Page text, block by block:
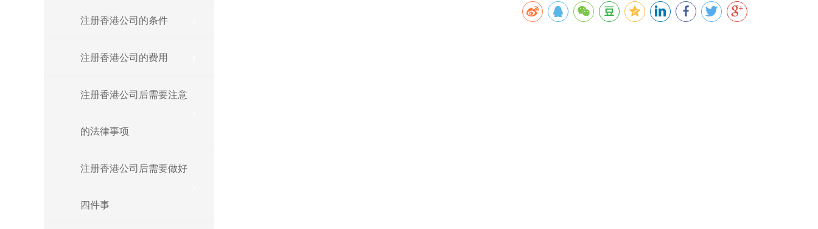
注册香港公司的条件
注册香港公司的费用
注册香港公司后需要注意
的法律事项
注册香港公司后需要做好
四件事